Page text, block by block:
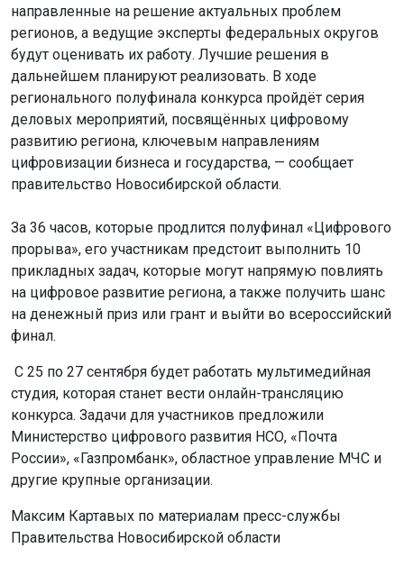
направленные на решение актуальных проблем
регионов, а ведущие эксперты федеральных округов
будут оценивать их работу. Лучшие решения в
дальнейшем планируют реализовать. В ходе
регионального полуфинала конкурса пройдёт серия
деловых мероприятий, посвящённых цифровому
развитию региона, ключевым направлениям
цифровизации бизнеса и государства, — сообщает
правительство Новосибирской области.
За 36 часов, которые продлится полуфинал «Цифрового
прорыва», его участникам предстоит выполнить 10
прикладных задач, которые могут напрямую повлиять
на цифровое развитие региона, а также получить шанс
на денежный приз или грант и выйти во всероссийский
финал.
С 25 по 27 сентября будет работать мультимедийная
студия, которая станет вести онлайн-трансляцию
конкурса. Задачи для участников предложили
Министерство цифрового развития НСО, «Почта
России», «Газпромбанк», областное управление МЧС и
другие крупные организации.
Максим Картавых по материалам пресс-службы
Правительства Новосибирской области